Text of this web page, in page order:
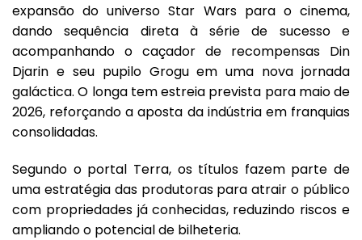
expansão do universo Star Wars para o cinema,
dando sequência direta à série de sucesso e
acompanhando o caçador de recompensas Din
Djarin e seu pupilo Grogu em uma nova jornada
galáctica. O longa tem estreia prevista para maio de
2026, reforçando a aposta da indústria em franquias
consolidadas.
Segundo o portal Terra, os títulos fazem parte de
uma estratégia das produtoras para atrair o público
com propriedades já conhecidas, reduzindo riscos e
ampliando o potencial de bilheteria.